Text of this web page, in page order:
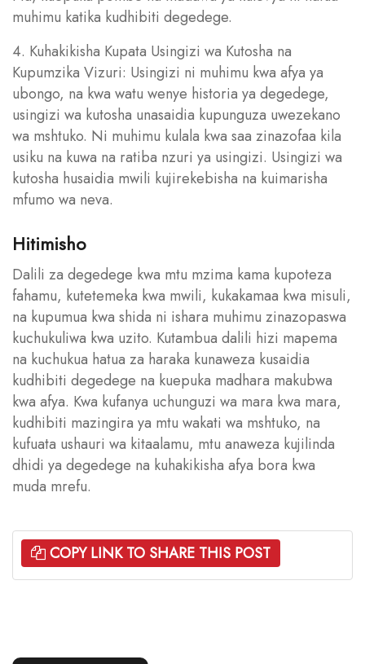
muhimu katika kudhibiti degedege.
4. Kuhakikisha Kupata Usingizi wa Kutosha na
Kupumzika Vizuri: Usingizi ni muhimu kwa afya ya
ubongo, na kwa watu wenye historia ya degedege,
usingizi wa kutosha unasaidia kupunguza uwezekano
wa mshtuko. Ni muhimu kulala kwa saa zinazofaa kila
usiku na kuwa na ratiba nzuri ya usingizi. Usingizi wa
kutosha husaidia mwili kujirekebisha na kuimarisha
mfumo wa neva.
Hitimisho
Dalili za degedege kwa mtu mzima kama kupoteza
fahamu, kutetemeka kwa mwili, kukakamaa kwa misuli,
na kupumua kwa shida ni ishara muhimu zinazopaswa
kuchukuliwa kwa uzito. Kutambua dalili hizi mapema
na kuchukua hatua za haraka kunaweza kusaidia
kudhibiti degedege na kuepuka madhara makubwa
kwa afya. Kwa kufanya uchunguzi wa mara kwa mara,
kudhibiti mazingira ya mtu wakati wa mshtuko, na
kufuata ushauri wa kitaalamu, mtu anaweza kujilinda
dhidi ya degedege na kuhakikisha afya bora kwa
muda mrefu.
COPY LINK TO SHARE THIS POST